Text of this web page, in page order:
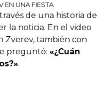
EN UNA FIESTA
de una historia de
la noticia. En el video
Zverev, también con
preguntó: «¿Cuán
.